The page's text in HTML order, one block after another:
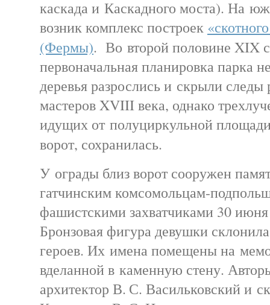
каскада и Каскадного моста). На
возник комплекс построек
(Фермы). Во второй половине XIX
первоначальная планировка парка
деревья разрослись и скрыли
мастеров XVIII века, однако
идущих от полуциркульной
ворот, сохранилась.
У ограды близ ворот сооружен
гатчинским комсомольцам-
фашистскими захватчиками 30 июня
Бронзовая фигура девушки
героев. Их имена помещены на
вделанной в каменную стену.
архитектор В. С. Васильковский и